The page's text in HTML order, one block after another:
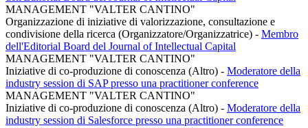
MANAGEMENT "VALTER CANTINO"
Organizzazione di iniziative di valorizzazione, consultazione e
condivisione della ricerca (Organizzatore/Organizzatrice) - Membro
dell'Editorial Board del Journal of Intellectual Capital
MANAGEMENT "VALTER CANTINO"
Iniziative di co-produzione di conoscenza (Altro) - Moderatore della
industry session di SAP presso una practitioner conference
MANAGEMENT "VALTER CANTINO"
Iniziative di co-produzione di conoscenza (Altro) - Moderatore della
industry session di Salesforce presso una practitioner conference